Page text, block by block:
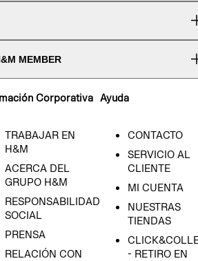
MEMBER
Corporativa
TRABAJAR EN
H&M
ACERCA DEL
GRUPO H&M
RESPONSABILIDAD
SOCIAL
PRENSA
RELACIÓN CON
Ayuda
CONTACTO
SERVICIO AL
CLIENTE
MI CUENTA
NUESTRAS
TIENDAS
- RETIRO EN